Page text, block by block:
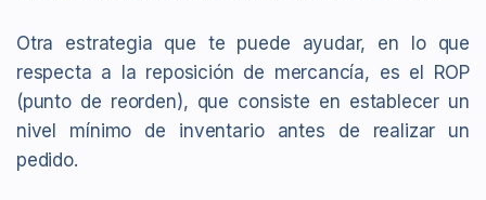
Otra estrategia que te puede ayudar, en lo que
respecta a la reposición de mercancía, es el ROP
(punto de reorden), que consiste en establecer un
nivel mínimo de inventario antes de realizar un
pedido.